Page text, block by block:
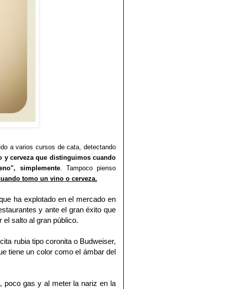
a varios cursos de cata, detectando
y cerveza que distinguimos cuando
simplemente. Tampoco pienso
tomo un vino o cerveza.
ha explotado en el mercado en
y ante el gran éxito que
salto al gran público.
rubia tipo coronita o Budweiser,
tiene un color comoel ámbar del
poco gas y al meter la nariz en la